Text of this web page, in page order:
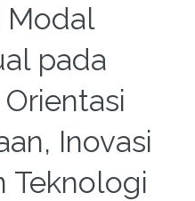
Modal
pada
Inovasi
Teknologi